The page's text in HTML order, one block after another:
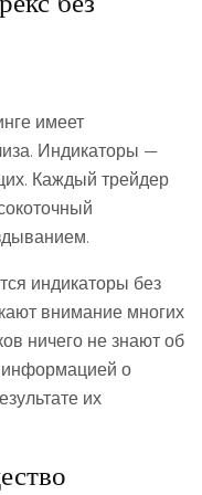
имеет
Индикаторы —
Каждый трейдер
индикаторы без
внимание многих
ничего не знают об
информацией о
их